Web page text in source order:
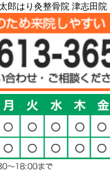
郎はり灸整骨院 津志田院